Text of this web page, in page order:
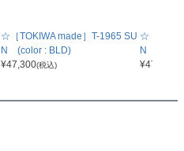
☆［TOKIWA made］T-1965 SU
N (color : BLD)
¥47,300(税込)
☆［
N (color
¥47,300